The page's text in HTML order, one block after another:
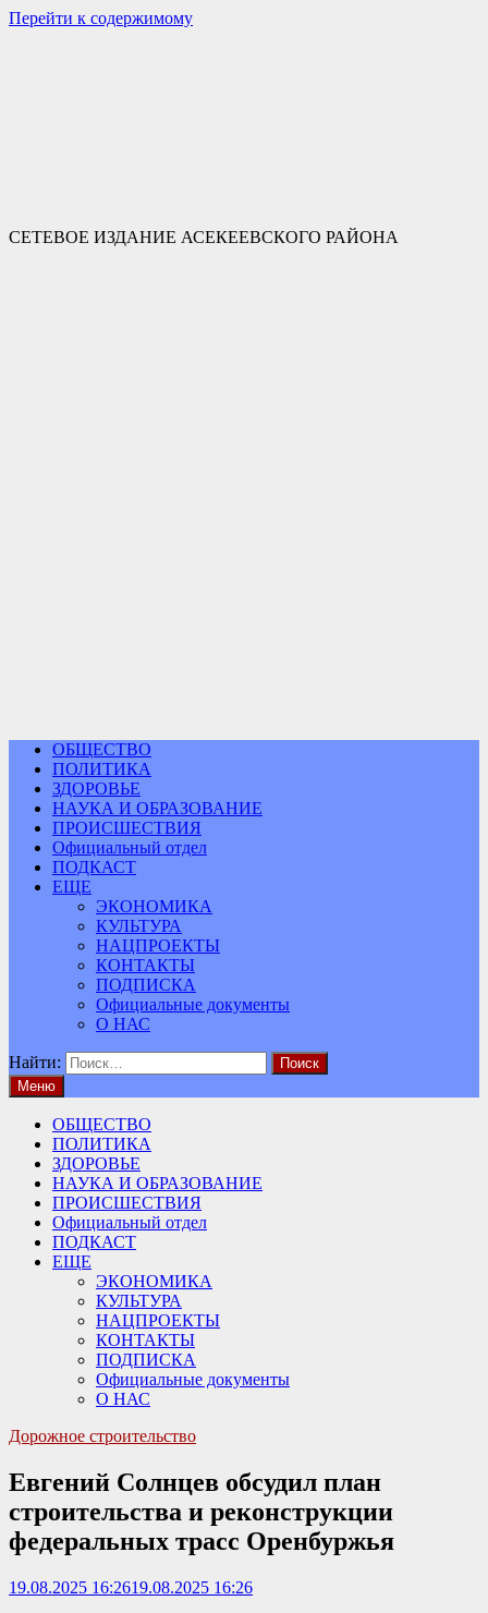
Перейти к содержимому
СЕТЕВОЕ ИЗДАНИЕ АСЕКЕЕВСКОГО РАЙОНА
ОБЩЕСТВО
ПОЛИТИКА
ЗДОРОВЬЕ
НАУКА И ОБРАЗОВАНИЕ
ПРОИСШЕСТВИЯ
Официальный отдел
ПОДКАСТ
ЕЩЕ
ЭКОНОМИКА
КУЛЬТУРА
НАЦПРОЕКТЫ
КОНТАКТЫ
ПОДПИСКА
Официальные документы
О НАС
Найти:
Меню
ОБЩЕСТВО
ПОЛИТИКА
ЗДОРОВЬЕ
НАУКА И ОБРАЗОВАНИЕ
ПРОИСШЕСТВИЯ
Официальный отдел
ПОДКАСТ
ЕЩЕ
ЭКОНОМИКА
КУЛЬТУРА
НАЦПРОЕКТЫ
КОНТАКТЫ
ПОДПИСКА
Официальные документы
О НАС
Дорожное строительство
Евгений Солнцев обсудил план
строительства и реконструкции
федеральных трасс Оренбуржья
19.08.2025 16:2619.08.2025 16:26